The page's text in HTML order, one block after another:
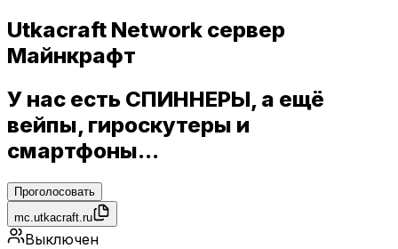
Utkacraft Network сервер
Майнкрафт
У нас есть СПИННЕРЫ, а ещё
вейпы, гироскутеры и
смартфоны...
Проголосовать
mc.utkacraft.ru
Выключен